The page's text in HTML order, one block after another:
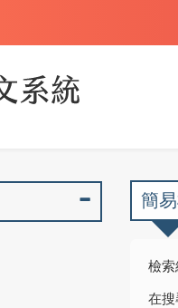
簡
檢
在